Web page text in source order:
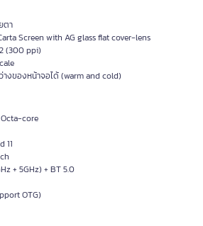
ตา
Screen with AG glass flat cover-lens
(300 ppi)
างของหน้าจอได้ (warm and cold)
core
11
+ 5GHz) + BT 5.0
OTG)